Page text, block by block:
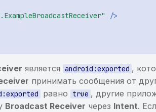
/>
является android:exported ,
принимать сообщения от
равно true , другие
Broadcast Receiver через Intent.